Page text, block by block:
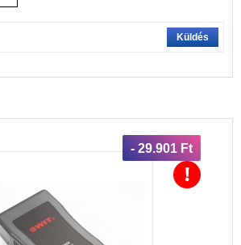
Küldés
- 29.901 Ft